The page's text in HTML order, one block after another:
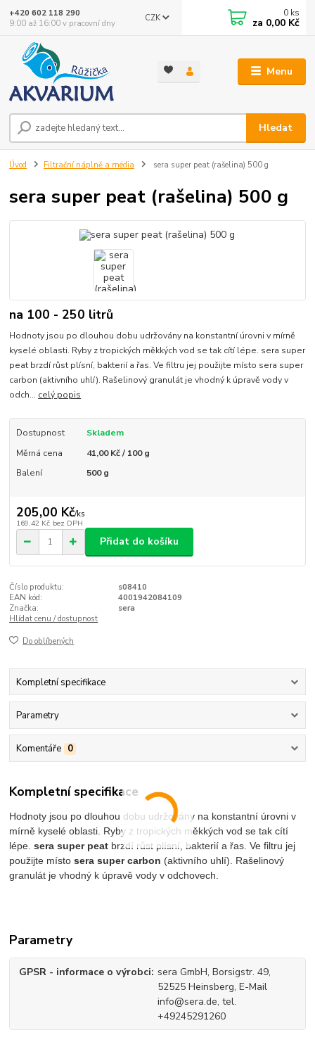
Menu
CZK
Hledat
+420 602 118 290
9:00 až 16:00 v pracovní dny
0 ks
za 0,00 Kč
Úvod Filtrační náplně a média sera super peat (rašelina) 500 g
sera super peat (rašelina) 500 g
na 100 - 250 litrů
Hodnoty jsou po dlouhou dobu udržovány na konstantní úrovni v mírně
kyselé oblasti. Ryby z tropických měkkých vod se tak cítí lépe. sera super
peat brzdí růst plísní, bakterií a řas. Ve filtru jej použijte místo sera super
carbon (aktivního uhlí). Rašelinový granulát je vhodný k úpravě vody v
odch... celý popis
Dostupnost
Skladem
Měrná cena
41,00 Kč / 100 g
Balení
500 g
205,00 Kč/ks
169,42 Kč bez DPH
Přidat do košíku
Číslo produktu:
s08410
EAN kód:
4001942084109
Značka:
sera
Hlídat cenu / dostupnost
Do oblíbených
Kompletní specifikace
Parametry
Komentáře 0
Kompletní specifikace
Hodnoty jsou po dlouhou dobu udržovány na konstantní úrovni v
mírně kyselé oblasti. Ryby z tropických měkkých vod se tak cítí
lépe.sera super peat brzdí růst plísní, bakterií a řas. Ve filtru jej
použijte místosera super carbon (aktivního uhlí). Rašelinový
granulát je vhodný k úpravě vody v odchovech.
Parametry
GPSR - informace o výrobci sera GmbH, Borsigstr. 49,
52525 Heinsberg, E-Mail
info@sera.de, tel.
+49245291260